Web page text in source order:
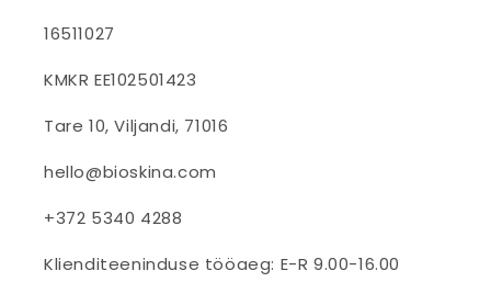
16511027
KMKR EE102501423
Tare 10, Viljandi, 71016
hello@bioskina.com
+372 5340 4288
Klienditeeninduse tööaeg: E-R 9.00-16.00